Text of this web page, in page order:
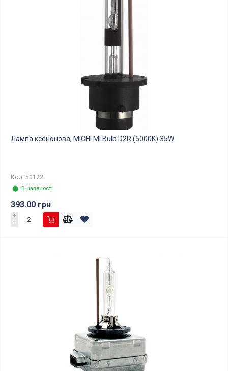
Лампа ксенонова, MICHI MI Bulb D2R (5000K) 35W
Код: 50122
⬤ В наявності
393.00 грн
+
-